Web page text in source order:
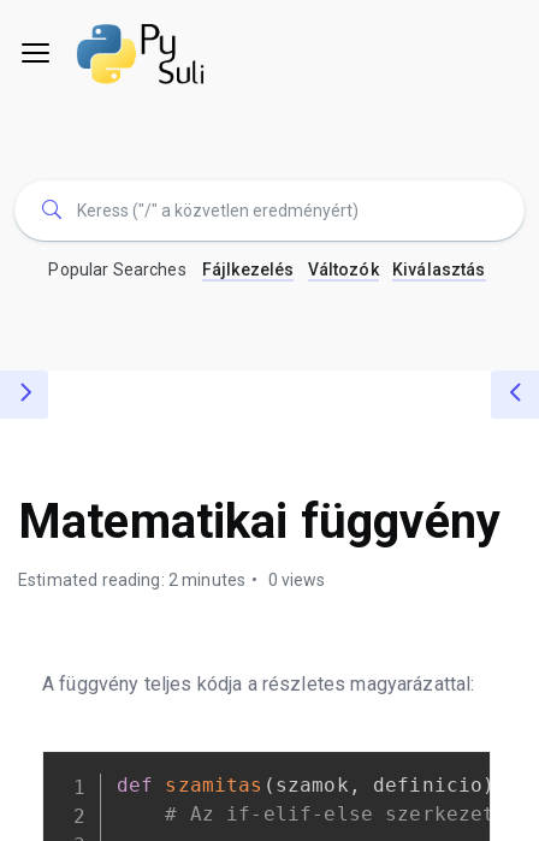
Popular Searches Fájlkezelés Változók Kiválasztás
Matematikai függvény
Estimated reading: 2 minutes 0 views
A függvény teljes kódja a részletes magyarázattal:
def szamitas ( szamok , definicio )
# Az if-elif-else szerkezet a